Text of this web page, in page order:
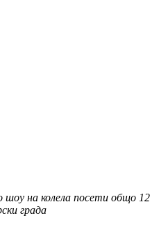
шоу на колела посети общо 12
града